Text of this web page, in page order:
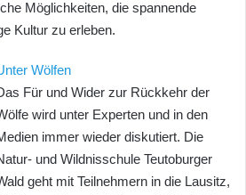
Möglichkeiten, die spannende
Kultur zu erleben.
Wölfen
Für und Wider zur Rückkehr der
wird unter Experten und in den
immer wieder diskutiert. Die
und Wildnisschule Teutoburger
geht mit Teilnehmern in die Lausitz,